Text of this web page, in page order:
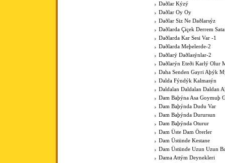
Daðlar Kýzý
Daðlar Oy Oy
Daðlar Siz Ne Daðlarsýz
Daðlarda Çiçek Derrem
Daðlarda Kar Sesi Var -1
Daðlarda Meþelerde-2
Daðlarý Daðlasýnlar-2
Daðlarýn Eteði Karlý Olur
Daha Senden Gayri Aþýk
Dalda Fýndýk Kalmasýn
Daldalan Daldalan Daldan
Dam Baþýna Asa Goymuþ
Dam Baþýnda Dudu Var
Dam Baþýnda Durursun
Dam Baþýnda Oturur
Dam Üste Dam Örerler
Dam Üstünde Kestane
Dam Üstünde Uzun Uzun
Dama Attým Deynekleri